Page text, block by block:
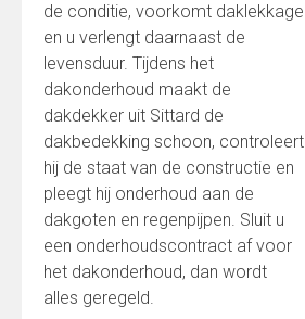
de conditie, voorkomt daklekkage
en u verlengt daarnaast de
levensduur. Tijdens het
dakonderhoud maakt de
dakdekker uit Sittard de
dakbedekking schoon, controleert
hij de staat van de constructie en
pleegt hij onderhoud aan de
dakgoten en regenpijpen. Sluit u
een onderhoudscontract af voor
het dakonderhoud, dan wordt
alles geregeld.